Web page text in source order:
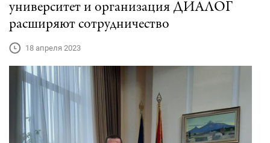
университет и организация ДИАЛОГ
расширяют сотрудничество
18 апреля 2023